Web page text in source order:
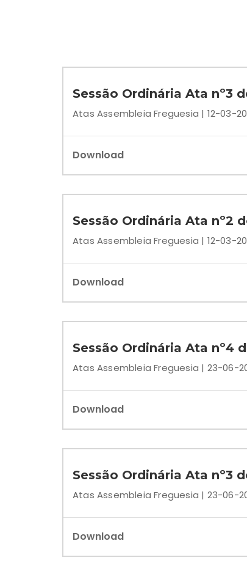
Sessão Ordinária Ata nº3
Atas Assembleia Freguesia | 12-03-
Download
Sessão Ordinária Ata nº2
Atas Assembleia Freguesia | 12-03-
Download
Sessão Ordinária Ata nº4
Atas Assembleia Freguesia | 23-06-
Download
Sessão Ordinária Ata nº3
Atas Assembleia Freguesia | 23-06-
Download